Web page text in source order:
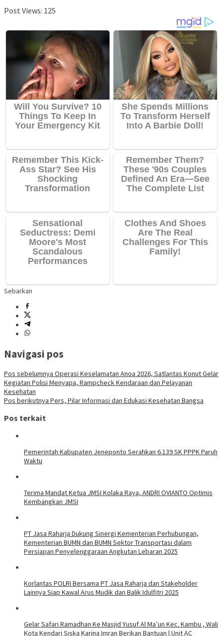
Post Views: 125
Sebarkan
Navigasi pos
Pos sebelumnya Operasi Keselamatan Anoa 2026, Satlantas Konut Gelar
Kegiatan Polisi Menyapa, Rampcheck Kendaraan dan Pelayanan
Kesehatan
Pos berikutnya Pers, Pilar Informasi dan Edukasi Kesehatan Bangsa
Pos terkait
Pemerintah Kabupaten Jeneponto Serahkan 6.139 SK PPPK Paruh
Waktu
Terima Mandat Ketua JMSI Kolaka Raya, ANDRI OVIANTO Optimis
Kembangkan JMSI
PT Jasa Raharja Dukung Sinergi Kementerian Perhubungan,
Kementerian BUMN dan BUMN Sektor Transportasi dalam
Persiapan Penyelenggaraan Angkutan Lebaran 2025
Korlantas POLRI Bersama PT Jasa Raharja dan Stakeholder
Lainnya Siap Kawal Arus Mudik dan Balik Idulfitri 2025
Gelar Safari Ramadhan Ke Masjid Yusuf Al Ma’un Kec. Kambu , Wali
Kota Kendari Siska Karina Imran Berikan Bantuan l Unit AC